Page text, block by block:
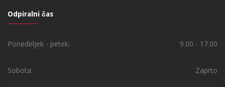
Odpiralni čas
Ponedeljek - petek: 9.00 - 17.00
Sobota: Zaprto